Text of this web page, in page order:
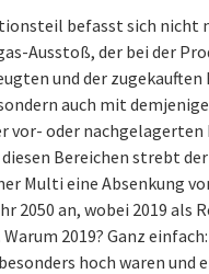
befasst sich nicht
Ausstoß, der bei der
und der zugekauften
auch mit
vor- oder
Bereichen strebt der
Multi eine Absenkung
2050 an, wobei 2019 als
2019? Ganz
hoch waren und